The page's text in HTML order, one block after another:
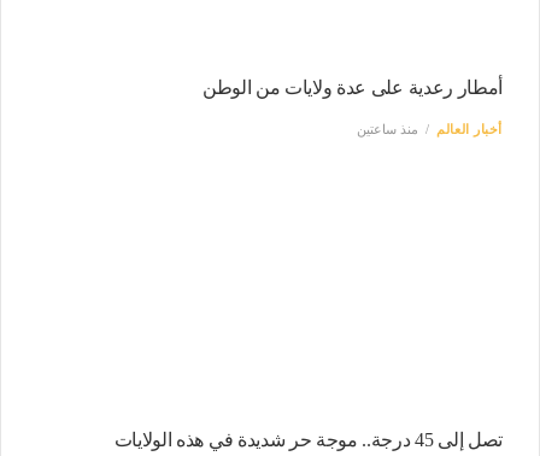
أمطار رعدية على عدة ولايات من الوطن
أخبار العالم منذ ساعتين
تصل إلى 45 درجة.. موجة حر شديدة في هذه الولايات